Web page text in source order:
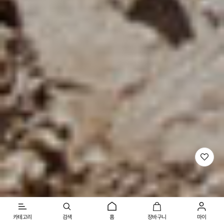
카테고리 검색 홈 장바구니 마이
위
시
리
스
트
로
이
동